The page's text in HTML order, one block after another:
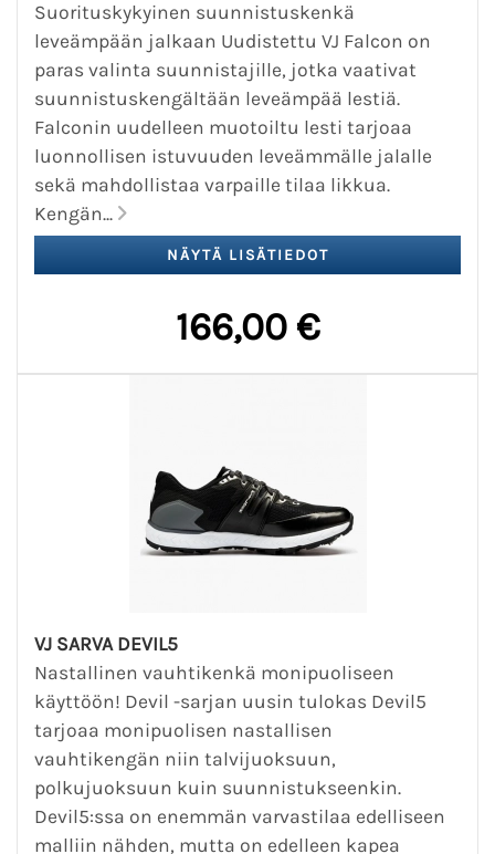
Suorituskykyinen suunnistuskenkä
leveämpään jalkaan Uudistettu VJ Falcon on
paras valinta suunnistajille, jotka vaativat
suunnistuskengältään leveämpää lestiä.
Falconin uudelleen muotoiltu lesti tarjoaa
luonnollisen istuvuuden leveämmälle jalalle
sekä mahdollistaa varpaille tilaa likkua.
Kengän...
166,00 €
VJ SARVA DEVIL5
Nastallinen vauhtikenkä monipuoliseen
käyttöön! Devil -sarjan uusin tulokas Devil5
tarjoaa monipuolisen nastallisen
vauhtikengän niin talvijuoksuun,
polkujuoksuun kuin suunnistukseenkin.
Devil5:ssa on enemmän varvastilaa edelliseen
malliin nähden, mutta on edelleen kapea